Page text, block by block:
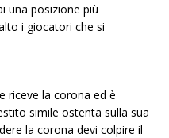
una posizione più
i giocatori che si
riceve la corona ed è
simile ostenta sulla sua
la corona devi colpire il